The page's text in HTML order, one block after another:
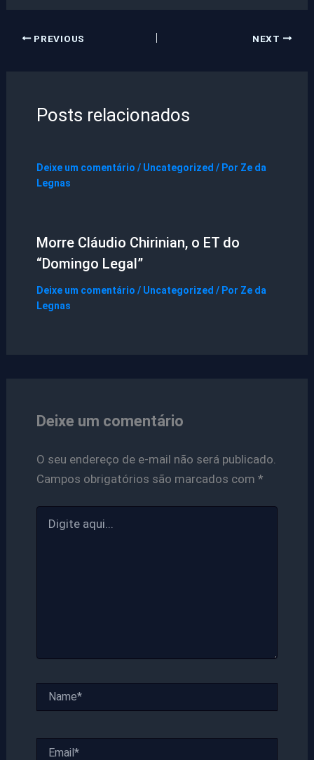
PREVIOUS NEXT
Posts relacionados
Deixe um comentário / Uncategorized / Por Ze da
Legnas
Morre Cláudio Chirinian, o ET do
“Domingo Legal”
Deixe um comentário / Uncategorized / Por Ze da
Legnas
Deixe um comentário
O seu endereço de e-mail não será publicado.
Campos obrigatórios são marcados com *
aqui...